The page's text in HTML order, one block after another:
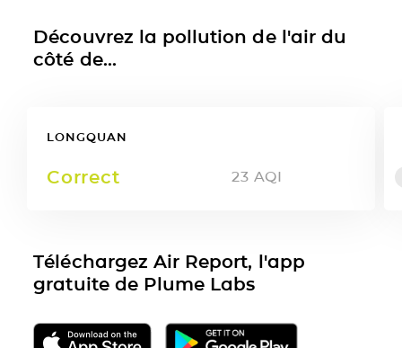
Découvrez la pollution de l'air du
côté de...
LONGQUAN
Correct 23 AQI
Téléchargez Air Report, l'app
gratuite de Plume Labs